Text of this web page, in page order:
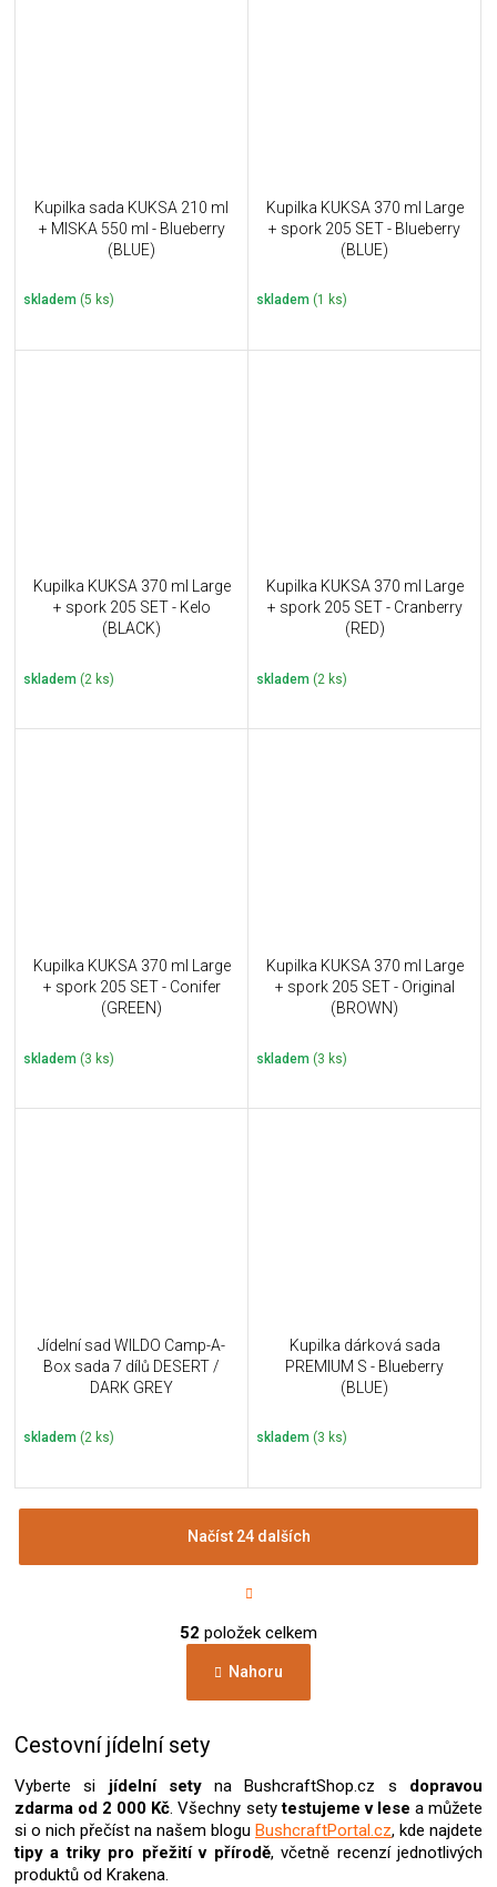
Kupilka sada KUKSA 210 ml
+ MISKA 550 ml - Blueberry
(BLUE)
skladem (5 ks)
Kupilka KUKSA 370 ml Large
+ spork 205 SET - Blueberry
(BLUE)
skladem (1 ks)
Kupilka KUKSA 370 ml Large
+ spork 205 SET - Kelo
(BLACK)
skladem (2 ks)
Kupilka KUKSA 370 ml Large
+ spork 205 SET - Cranberry
(RED)
skladem (2 ks)
Kupilka KUKSA 370 ml Large
+ spork 205 SET - Conifer
(GREEN)
skladem (3 ks)
Kupilka KUKSA 370 ml Large
+ spork 205 SET - Original
(BROWN)
skladem (3 ks)
Jídelní sad WILDO Camp-A-
Box sada 7 dílů DESERT /
DARK GREY
skladem (2 ks)
Kupilka dárková sada
PREMIUM S - Blueberry
(BLUE)
skladem (3 ks)
v
á
d
p
r
v
k
y
Načíst 24 dalších
t
á
n
k
v
52 položek celkem
Nahoru
Cestovní jídelní sety
Vyberte si jídelní setyna BushcraftShop.cz s dopravou
zdarma od 2 000 Kč. Všechny setytestujeme v lese a můžete
si o nich přečíst na našem blogu BushcraftPortal.cz, kde najdete
tipy a triky pro přežití v přírodě, včetně recenzí jednotlivých
produktů od Krakena.